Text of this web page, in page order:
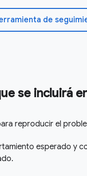
se incluirá
reproducir el
esperado y
.